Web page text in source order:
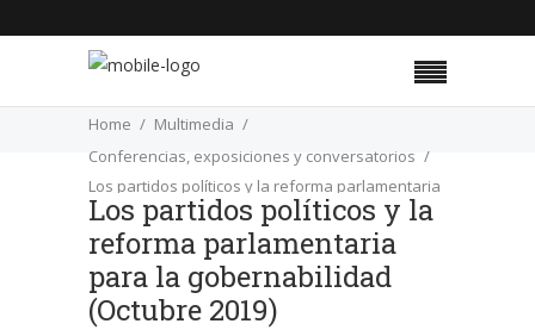
Home
Multimedia
Conferencias, exposiciones y conversatorios
Los partidos políticos y la reforma parlamentaria
para la gobernabilidad (Octubre 2019)
Los partidos políticos y la
reforma parlamentaria
para la gobernabilidad
(Octubre 2019)